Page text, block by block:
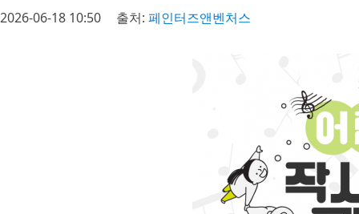
2026-06-18 10:50 출처: 페인터즈앤벤처스